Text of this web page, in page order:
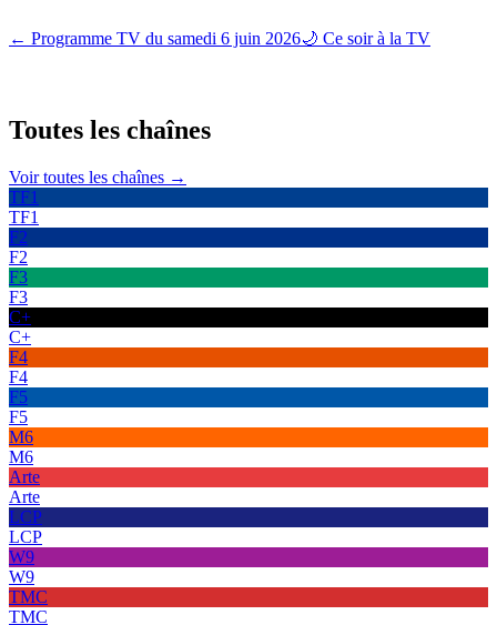
← Programme TV du samedi 6 juin 2026🌙 Ce soir à la TV
Toutes les chaînes
Voir toutes les chaînes →
TF1
TF1
F2
F2
F3
F3
C+
C+
F4
F4
F5
F5
M6
M6
Arte
Arte
LCP
LCP
W9
W9
TMC
TMC